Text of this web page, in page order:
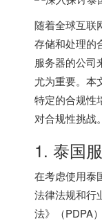
随着全球互联
存储和处理的
服务器的公司
尤为重要。本
特定的合规性
对合规性挑战。
1. 泰国
在考虑使用泰
法律法规和行
法》（PDPA